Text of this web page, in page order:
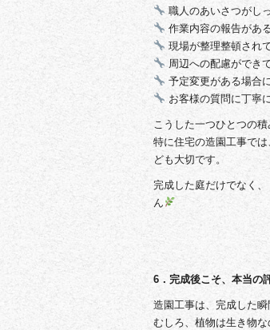
職人のあいさつがし
作業内容の報告があ
現場が整理整頓され
周辺への配慮ができ
予定変更がある場合
お客様の質問に丁寧
こうした一つひとつの
特に住宅の造園工事で
ども大切です。
完成した庭だけでなく
ん
6．完成後こそ、本当の
造園工事は、完成した
むしろ、植物は生き物